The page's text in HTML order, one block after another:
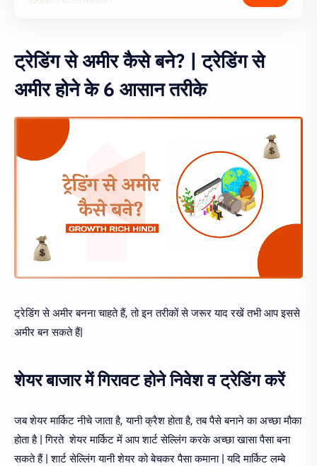
ट्रेडिंग से अमीर कैसे बने? | ट्रेडिंग से
अमीर होने के 6 आसान तरीके
ट्रेडिंग से अमीर बनना चाहते हैं, तो इन तरीकों से जरूर याद रखें तभी आप इससे
अमीर बन सकते हैं|
शेयर बाजार में गिरावट होने निवेश व ट्रेडिंग करें
जब शेयर मार्किट नीचे जाता है, यानी क्रैश होता है, तब पैसे बनाने का अच्छा मौका
होता है | गिरते शेयर मार्किट में आप शार्ट सेल्लिंग करके अच्छा खासा पैसा बना
सकते हैं | शार्ट सेल्लिंग यानी शेयर को बेचकर पैसा कमाना | यदि मार्किट लम्बे